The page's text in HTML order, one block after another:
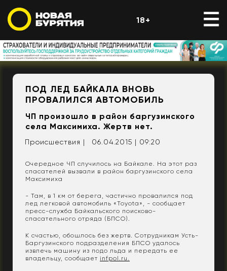
18+
ПОД ЛЕД БАЙКАЛА ВНОВЬ
ПРОВАЛИЛСЯ АВТОМОБИЛЬ
ЧП произошло в район баргузинского
села Максимиха. Жертв нет.
Происшествия | 06.04.2015 | 09:20
Очередное ЧП случилось на Байкале. На этот раз
спасателей вызвали в район баргузинского села
Максимиха
- Там, в 1 км от берега, частично провалился под
лед легковой автомобиль «Toyota», - сообщает
пресс-служба Байкальского поисково-
спасательного отряда (БПСО).
К счастью, обошлось без жертв. Сотрудникам Усть-
Баргузинского подразделения БПСО удалось
извлечь машину из подо льда и передать ее
владельцу, сообщает infpol.ru.